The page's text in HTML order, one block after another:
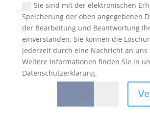
Sie sind mit der elektronischen
Speicherung der oben angegebenen
der Bearbeitung und Beantwortung
einverstanden. Sie können die
jederzeit durch eine Nachricht an uns
Weitere Informationen finden Sie in
Datenschutzerklärung.
5 + 14 =